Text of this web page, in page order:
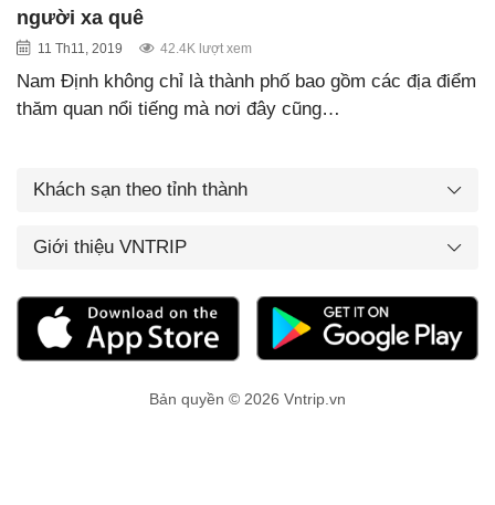
người xa quê
11 Th11, 2019 42.4K lượt xem
Nam Định không chỉ là thành phố bao gồm các địa điểm
thăm quan nổi tiếng mà nơi đây cũng…
Khách sạn theo tỉnh thành
Giới thiệu VNTRIP
Bản quyền © 2026 Vntrip.vn